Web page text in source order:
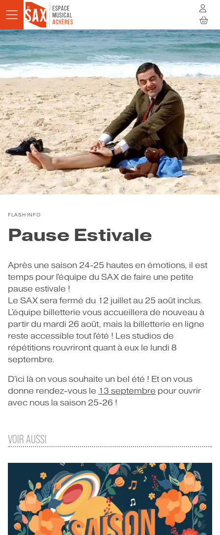
Aller au contenu principal
FLASH INFO
Pause Estivale
Après une saison 24-25 hautes en émotions, il est
temps pour l'équipe du SAX de faire une petite
pause estivale !
Le SAX sera fermé du 12 juillet au 25 août inclus.
L'équipe billetterie vous accueillera de nouveau à
partir du mardi 26 août, mais la billetterie en ligne
reste accessible tout l'été ! Les studios de
répétitions rouvriront quant à eux le lundi 8
septembre.
D'ici là on vous souhaite un bel été ! Et on vous
donne rendez-vous le 13 septembre pour ouvrir
avec nous la saison 25-26 !
VOIR AUSSI
AGENDA
ACTUALITÉS
STUDIOS
RÉSIDENCES
À LA RENCONTRE
INFOS PRATIQUES
BILLETTERIE